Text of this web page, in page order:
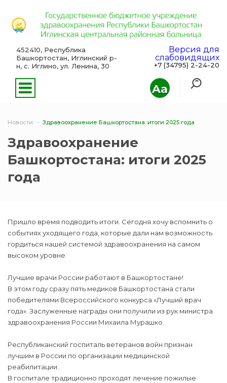
Aa
452410, Республика
Башкортостан, Иглинский р-
н, с. Иглино, ул. Ленина, 30
Версия для
слабовидящих
+7 (34795) 2-24-20
Новости Здравоохранение Башкортостана: итоги 2025 года
Здравоохранение
Башкортостана: итоги 2025
года
Пришло время подводить итоги. Сегодня хочу вспомнить о
событиях уходящего года, которые дали нам возможность
гордиться нашей системой здравоохранения на самом
высоком уровне.
Лучшие врачи России работают в Башкортостане!
В этом году сразу пять медиков Башкортостана стали
победителями Всероссийского конкурса «Лучший врач
года». Заслуженные награды они получили из рук министра
здравоохранения России Михаила Мурашко.
Республиканский госпиталь ветеранов войн признан
лучшим в России по организации медицинской
реабилитации.
В госпитале традиционно проходят лечение пожилые